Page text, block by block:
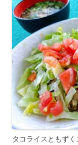
タコライスともずく